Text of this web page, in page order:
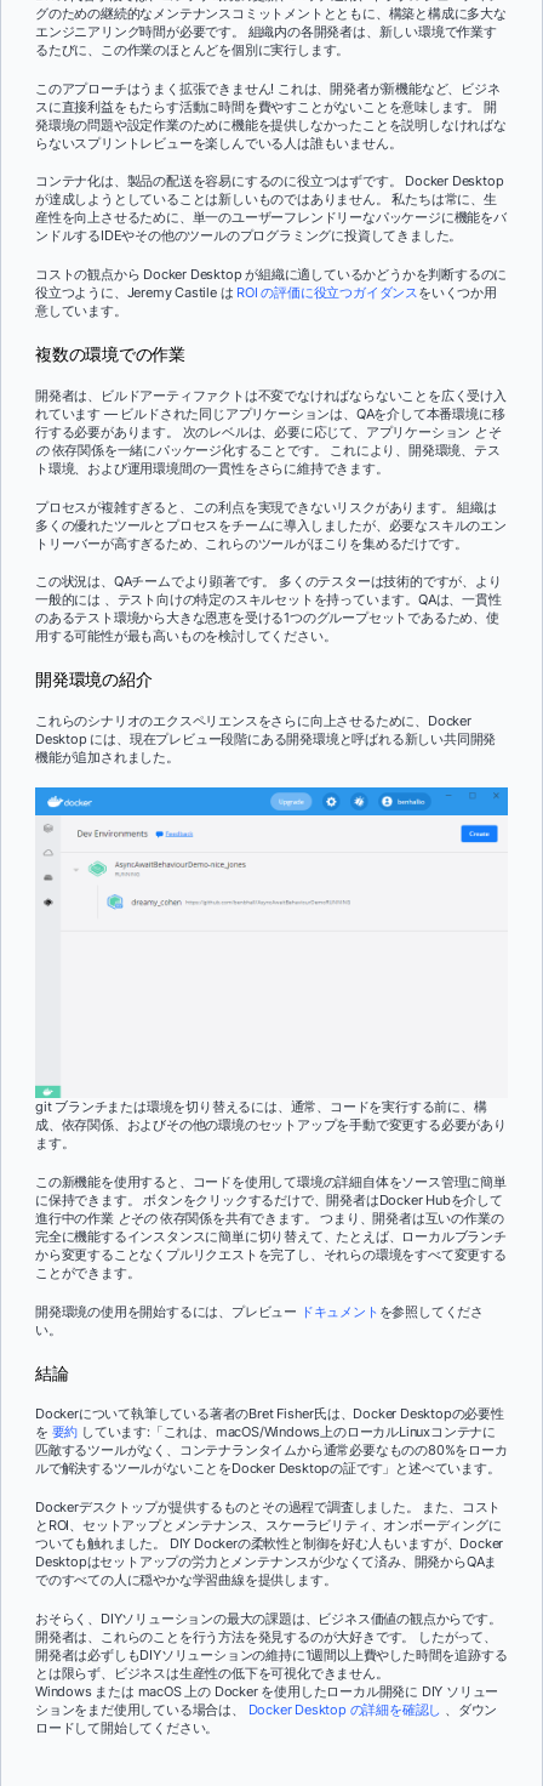
グのための継続的なメンテナンスコミットメントとともに、構築と構成に多大な
エンジニアリング時間が必要です。 組織内の各開発者は、新しい環境で作業す
るたびに、この作業のほとんどを個別に実行します。
このアプローチはうまく拡張できません! これは、開発者が新機能など、ビジネ
スに直接利益をもたらす活動に時間を費やすことがないことを意味します。 開
発環境の問題や設定作業のために機能を提供しなかったことを説明しなければな
らないスプリントレビューを楽しんでいる人は誰もいません。
コンテナ化は、製品の配送を容易にするのに役立つはずです。 Docker Desktop
が達成しようとしていることは新しいものではありません。 私たちは常に、生
産性を向上させるために、単一のユーザーフレンドリーなパッケージに機能をバ
ンドルするIDEやその他のツールのプログラミングに投資してきました。
コストの観点から Docker Desktop が組織に適しているかどうかを判断するのに
役立つように、Jeremy Castile は ROI の評価に役立つガイダンスをいくつか用
意しています。
複数の環境での作業
開発者は、ビルドアーティファクトは不変でなければならないことを広く受け入
れています — ビルドされた同じアプリケーションは、QAを介して本番環境に移
行する必要があります。 次のレベルは、必要に応じて、アプリケーション とそ
の依存関係を一緒にパッケージ化することです。 これにより、開発環境、テス
ト環境、および運用環境間の一貫性をさらに維持できます。
プロセスが複雑すぎると、この利点を実現できないリスクがあります。 組織は
多くの優れたツールとプロセスをチームに導入しましたが、必要なスキルのエン
トリーバーが高すぎるため、これらのツールがほこりを集めるだけです。
この状況は、QAチームでより顕著です。 多くのテスターは技術的ですが、より
一般的には 、テスト向けの特定のスキルセットを持っています。QAは、一貫性
のあるテスト環境から大きな恩恵を受ける1つのグループセットであるため、使
用する可能性が最も高いものを検討してください。
開発環境の紹介
これらのシナリオのエクスペリエンスをさらに向上させるために、Docker
Desktop には、現在プレビュー段階にある開発環境と呼ばれる新しい共同開発
機能が追加されました。
git ブランチまたは環境を切り替えるには、通常、コードを実行する前に、構
成、依存関係、およびその他の環境のセットアップを手動で変更する必要があり
ます。
この新機能を使用すると、コードを使用して環境の詳細自体をソース管理に簡単
に保持できます。 ボタンをクリックするだけで、開発者はDocker Hubを介して
進行中の作業 とその依存関係を共有できます。 つまり、開発者は互いの作業の
完全に機能するインスタンスに簡単に切り替えて、たとえば、ローカルブランチ
から変更することなくプルリクエストを完了し、それらの環境をすべて変更する
ことができます。
開発環境の使用を開始するには、プレビュー ドキュメント を参照してくださ
い。
結論
Dockerについて執筆している著者のBret Fisher氏は、Docker Desktopの必要性
を 要約 しています:「これは、macOS/Windows上のローカルLinuxコンテナに
匹敵するツールがなく、コンテナランタイムから通常必要なものの80%をローカ
ルで解決するツールがないことをDocker Desktopの証です」と述べています。
Dockerデスクトップが提供するものとその過程で調査しました。 また、コスト
とROI、セットアップとメンテナンス、スケーラビリティ、オンボーディングに
ついても触れました。 DIY Dockerの柔軟性と制御を好む人もいますが、Docker
Desktopはセットアップの労力とメンテナンスが少なくて済み、開発からQAま
でのすべての人に穏やかな学習曲線を提供します。
おそらく、DIYソリューションの最大の課題は、ビジネス価値の観点からです。
開発者は、これらのことを行う方法を発見するのが大好きです。 したがって、
開発者は必ずしもDIYソリューションの維持に1週間以上費やした時間を追跡する
とは限らず、ビジネスは生産性の低下を可視化できません。
Windows または macOS 上の Docker を使用したローカル開発に DIY ソリュー
ションをまだ使用している場合は、 Docker Desktop の詳細を確認し 、ダウン
ロードして開始してください。